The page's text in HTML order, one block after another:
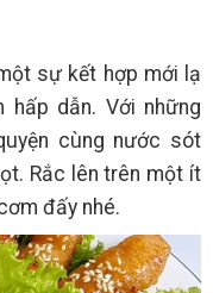
sự kết hợp mới lạ
hấp dẫn. Với những
cùng nước sót
Rắc lên trên một ít
đấy nhé.